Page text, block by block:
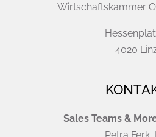
Wirtschaftskammer
4020
Sales Teams &